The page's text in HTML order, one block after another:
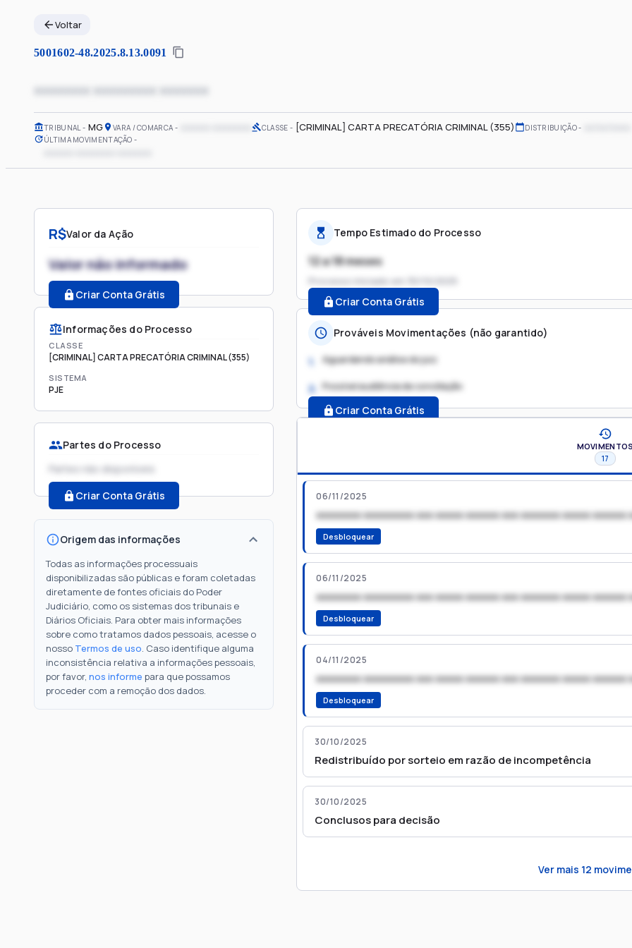
Voltar
5001602-48.2025.8.13.0091
xxxxxxxx xxxxxxxxx xxxxxxx
TRIBUNAL MG VARA / COMARCA CLASSE [CRIMINAL] CARTA PRECATÓRIA CRIMINAL (355) DISTRIBUIÇÃO
ÚLTIMA MOVIMENTAÇÃO
R$Valor da Ação
Valor não informado
Criar Conta Grátis
Informações do Processo
CLASSE
[CRIMINAL] CARTA PRECATÓRIA CRIMINAL (355)
SISTEMA
PJE
Partes do Processo
Partes não disponíveis
Criar Conta Grátis
Origem das informações
Todas as informações processuais
disponibilizadas são públicas e foram coletadas
diretamente de fontes oficiais do Poder
Judiciário, como os sistemas dos tribunais e
Diários Oficiais. Para obter mais informações
sobre como tratamos dados pessoais, acesse o
nosso Termos de uso. Caso identifique alguma
inconsistência relativa a informações pessoais,
por favor, nos informe para que possamos
proceder com a remoção dos dados.
Tempo Estimado do Processo
12 a 18 meses
Processo iniciado em
Criar Conta Grátis
Prováveis Movimentações (não garantido)
1. Aguardando análise do juiz
2. Possível audiência de conciliação
Criar Conta Grátis
MOVIMENTOS
17
06/11/2025
xxxxxxxx xxxxxxxxx xxx xxxxx xxxxxx xxx xxxxxxx xxxxx xxxxxx
Desbloquear
06/11/2025
xxxxxxxx xxxxxxxxx xxx xxxxx xxxxxx xxx xxxxxxx xxxxx xxxxxx
Desbloquear
04/11/2025
xxxxxxxx xxxxxxxxx xxx xxxxx xxxxxx xxx xxxxxxx xxxxx xxxxxx
Desbloquear
30/10/2025
Redistribuído por sorteio em razão de incompetência
30/10/2025
Conclusos para decisão
Ver mais 12